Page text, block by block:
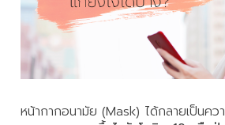
หน้ากากอนามัย (Mask) ได้กลายเป็นคว